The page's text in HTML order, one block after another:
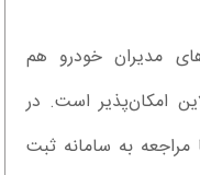
مدیران خودرو هم
امکان‌پذیر است. در
مراجعه به سامانه ثبت‌